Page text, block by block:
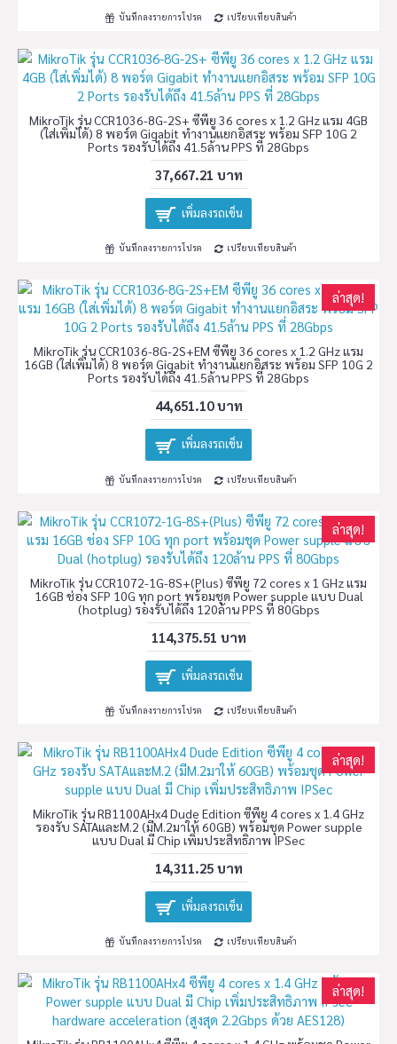
บันทึกลงรายการโปรด เปรียบเทียบสินค้า
MikroTik รุ่น CCR1036-8G-2S+ ซีพียู 36 cores x 1.2 GHz แรม 4GB
(ใส่เพิ่มได้) 8 พอร์ต Gigabit ทำงานแยกอิสระ พร้อม SFP 10G 2
Ports รองรับได้ถึง 41.5ล้าน PPS ที่ 28Gbps
37,667.21 บาท
เพิ่มลงรถเข็น
บันทึกลงรายการโปรด เปรียบเทียบสินค้า
ล่าสุด!
MikroTik รุ่น CCR1036-8G-2S+EM ซีพียู 36 cores x 1.2 GHz แรม
16GB (ใส่เพิ่มได้) 8 พอร์ต Gigabit ทำงานแยกอิสระ พร้อม SFP 10G 2
Ports รองรับได้ถึง 41.5ล้าน PPS ที่ 28Gbps
44,651.10 บาท
เพิ่มลงรถเข็น
บันทึกลงรายการโปรด เปรียบเทียบสินค้า
ล่าสุด!
MikroTik รุ่น CCR1072-1G-8S+(Plus) ซีพียู 72 cores x 1 GHz แรม
16GB ช่อง SFP 10G ทุก port พร้อมชุด Power supple แบบ Dual
(hotplug) รองรับได้ถึง 120ล้าน PPS ที่ 80Gbps
114,375.51 บาท
เพิ่มลงรถเข็น
บันทึกลงรายการโปรด เปรียบเทียบสินค้า
ล่าสุด!
MikroTik รุ่น RB1100AHx4 Dude Edition ซีพียู 4 cores x 1.4 GHz
รองรับ SATAและM.2 (มีM.2มาให้ 60GB) พร้อมชุด Power supple
แบบ Dual มี Chip เพิ่มประสิทธิภาพ IPSec
14,311.25 บาท
เพิ่มลงรถเข็น
บันทึกลงรายการโปรด เปรียบเทียบสินค้า
ล่าสุด!